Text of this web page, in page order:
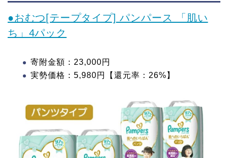
●おむつ[テープタイプ] パンパース 「肌い
ち」4パック
寄附金額：23,000円
実勢価格：5,980円【還元率：26%】